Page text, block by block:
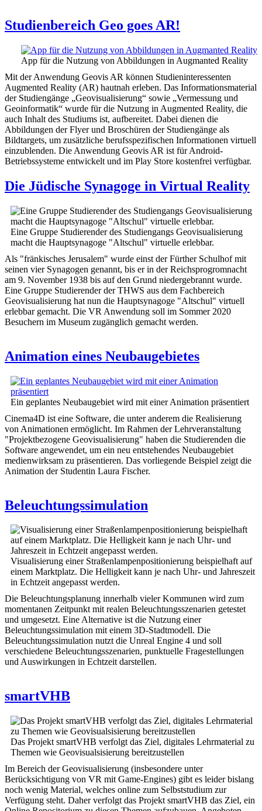
Studienbereich Geo goes AR!
App für die Nutzung von Abbildungen in Augmanted Reality
Mit der Anwendung Geovis AR können Studieninteressenten
Augmented Reality (AR) hautnah erleben. Das Informationsmaterial
der Studiengänge „Geovisualisierung“ sowie „Vermessung und
Geoinformatik“ wurde für die Nutzung in Augmented Reality, die
auch Inhalt des Studiums ist, aufbereitet. Dabei dienen die
Abbildungen der Flyer und Broschüren der Studiengänge als
Bildtargets, um zusätzliche berufsspezifischen Informationen virtuell
einzublenden. Die Anwendung Geovis AR ist für Android-
Betriebssysteme entwickelt und im Play Store kostenfrei verfügbar.
Die Jüdische Synagoge in Virtual Reality
Eine Gruppe Studierender des Studiengangs Geovisualisierung
macht die Hauptsynagoge "Altschul" virtuelle erlebbar.
Als "fränkisches Jerusalem" wurde einst der Fürther Schulhof mit
seinen vier Synagogen genannt, bis er in der Reichsprogromnacht
am 9. November 1938 bis auf den Grund niedergebrannt wurde.
Eine Gruppe Studierender der THWS aus dem Fachbereich
Geovisualisierung hat nun die Hauptsynagoge "Altschul" virtuell
erlebbar gemacht. Die VR Anwendung soll im Sommer 2020
Besuchern im Museum zugänglich gemacht werden.
Animation eines Neubaugebietes
Ein geplantes Neubaugebiet wird mit einer Animation präsentiert
Cinema4D ist eine Software, die unter anderem die Realisierung
von Animationen ermöglicht. Im Rahmen der Lehrveranstaltung
"Projektbezogene Geovisualisierung" haben die Studierenden die
Software angewendet, um ein neu entstehendes Neubaugebiet
medienwirksam zu präsentieren. Das vorliegende Beispiel zeigt die
Animation der Studentin Laura Fischer.
Beleuchtungssimulation
Visualisierung einer Straßenlampenpositionierung beispielhaft auf
einem Marktplatz. Die Helligkeit kann je nach Uhr- und Jahreszeit
in Echtzeit angepasst werden.
Die Beleuchtungsplanung innerhalb vieler Kommunen wird zum
momentanen Zeitpunkt mit realen Beleuchtungsszenarien getestet
und umgesetzt. Eine Alternative ist die Nutzung einer
Beleuchtungssimulation mit einem 3D-Stadtmodell. Die
Beleuchtungssimulation nutzt die Unreal Engine 4 und soll
verschiedene Beleuchtungsszenarien, punktuelle Fragestellungen
und Auswirkungen in Echtzeit darstellen.
smartVHB
Das Projekt smartVHB verfolgt das Ziel, digitales Lehrmaterial zu
Themen wie Geovisualsisierung bereitzustellen
Im Bereich der Geovisualisierung (insbesondere unter
Berücksichtigung von VR mit Game-Engines) gibt es leider bislang
noch wenig Material, welches online zum Selbststudium zur
Verfügung steht. Daher verfolgt das Projekt smartVHB das Ziel, ein